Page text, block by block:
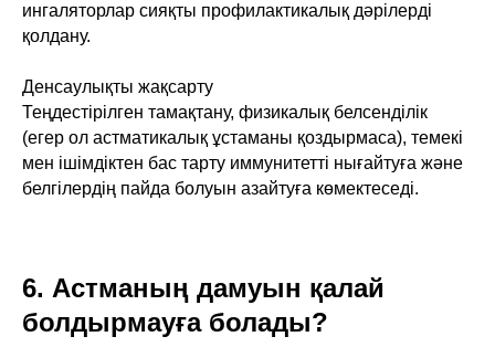
ингаляторлар сияқты профилактикалық дәрілерді
қолдану.
Денсаулықты жақсарту
Теңдестірілген тамақтану, физикалық белсенділік
(егер ол астматикалық ұстаманы қоздырмаса), темекі
мен ішімдіктен бас тарту иммунитетті нығайтуға және
белгілердің пайда болуын азайтуға көмектеседі.
6. Астманың дамуын қалай
болдырмауға болады?